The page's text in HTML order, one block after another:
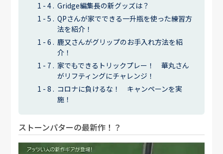
Gridge編集長の新グッズは？
QPさんが家でできる一升瓶を使った練習方
法を紹介！
鹿又さんがグリップのお手入れ方法を紹
介！
家でもできるトリックプレー！ 華丸さん
がリフティングにチャレンジ！
コロナに負けるな！ キャンペーンを実
施！
ストーンパターの最新作！？